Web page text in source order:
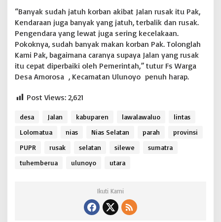
“Banyak sudah jatuh korban akibat Jalan rusak itu Pak,
Kendaraan juga banyak yang jatuh, terbalik dan rusak.
Pengendara yang lewat juga sering kecelakaan.
Pokoknya, sudah banyak makan korban Pak. Tolonglah
Kami Pak, bagaimana caranya supaya Jalan yang rusak
itu cepat diperbaiki oleh Pemerintah,” tutur Fs Warga
Desa Amorosa , Kecamatan Ulunoyo penuh harap.
Post Views: 2,621
desa Jalan kabuparen lawalawaluo
lintas
Lolomatua
nias Nias Selatan parah
provinsi
PUPR
rusak selatan silewe
sumatra
tuhemberua
ulunoyo utara
Ikuti Kami